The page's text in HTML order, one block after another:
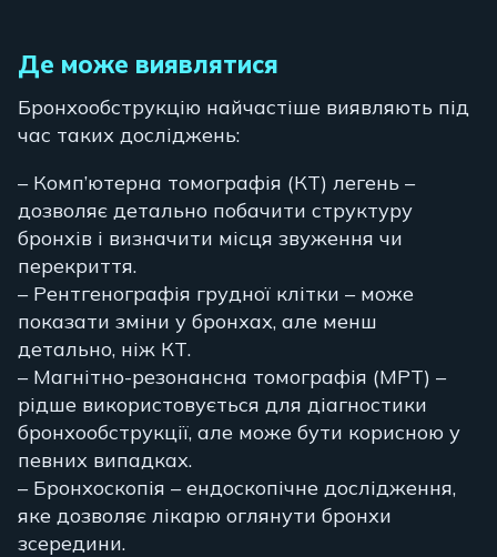
Де може виявлятися
Бронхообструкцію найчастіше виявляють під
час таких досліджень:
– Комп’ютерна томографія (КТ) легень –
дозволяє детально побачити структуру
бронхів і визначити місця звуження чи
перекриття.
– Рентгенографія грудної клітки – може
показати зміни у бронхах, але менш
детально, ніж КТ.
– Магнітно-резонансна томографія (МРТ) –
рідше використовується для діагностики
бронхообструкції, але може бути корисною у
певних випадках.
– Бронхоскопія – ендоскопічне дослідження,
яке дозволяє лікарю оглянути бронхи
зсередини.